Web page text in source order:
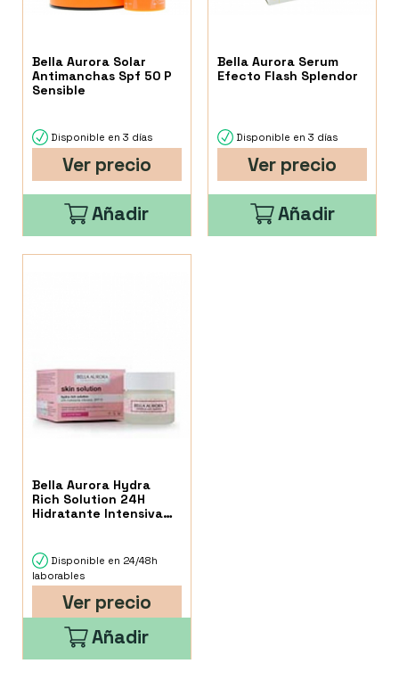
Bella Aurora Solar
Antimanchas Spf 50 P
Sensible
Disponible en 3 días
Ver precio
Añadir
Bella Aurora Serum
Efecto Flash Splendor
Disponible en 3 días
Ver precio
Añadir
Bella Aurora Hydra
Rich Solution 24H
Hidratante Intensiva
Disponible en 24/48h
laborables
Ver precio
Añadir